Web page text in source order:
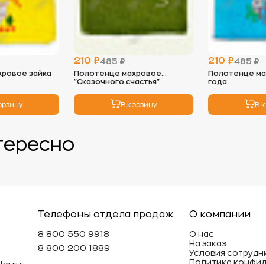
при
2.
-
-
можно
низких
мягкость
избежать
- Не
вещи под
может
зайка
210 ₽485 ₽
Полотенце махровое
"Сказочного счастья"
В корзину
210 ₽485 ₽
Полотенце
года
В
Телефоны отдела продаж
8 800 550 9918
8 800 200 1889
О компании
О нас
На заказ
Условия
Политика